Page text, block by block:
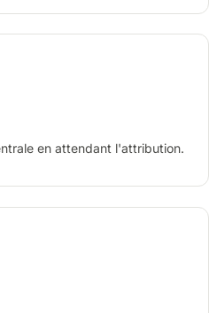
en attendant l'attribution.